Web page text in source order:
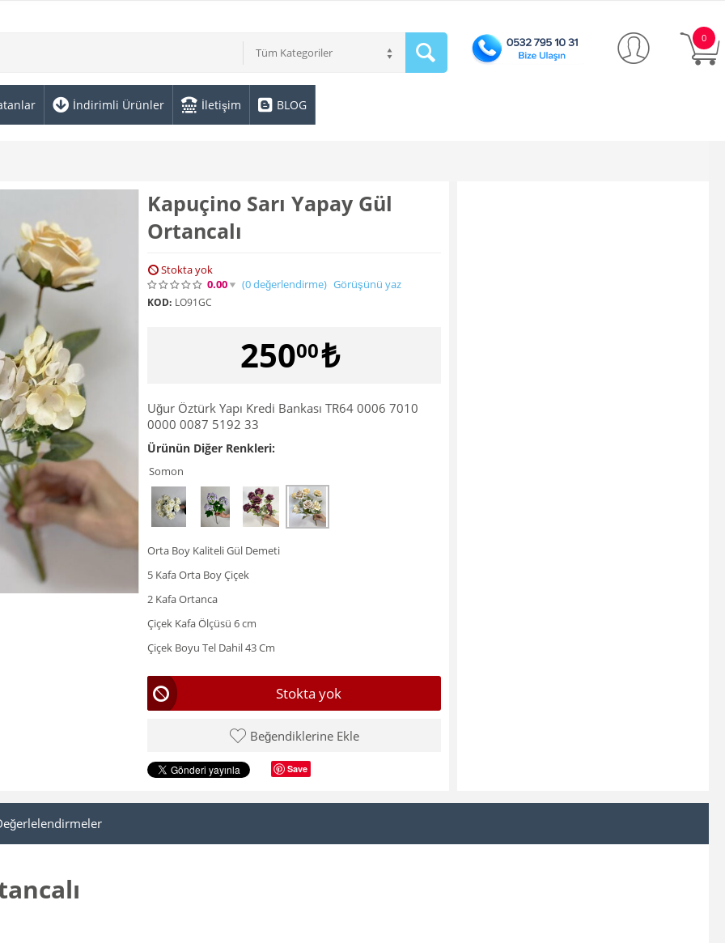
Tüm Kategoriler
0
İndirimli Ürünler İletişim BLOG
Kapuçino Sarı Yapay Gül
Ortancalı
Stokta yok
0.00
(0değerlendirme) Görüşünü yaz
KOD: LO91GC
25000₺
Uğur Öztürk Yapı Kredi Bankası TR64 0006 7010
0000 0087 5192 33
Ürünün Diğer Renkleri:
Somon
Orta Boy Kaliteli Gül Demeti
5 Kafa Orta Boy Çiçek
2 Kafa Ortanca
Çiçek Kafa Ölçüsü 6 cm
Çiçek Boyu Tel Dahil 43 Cm
Stokta yok
Beğendiklerine Ekle
Save